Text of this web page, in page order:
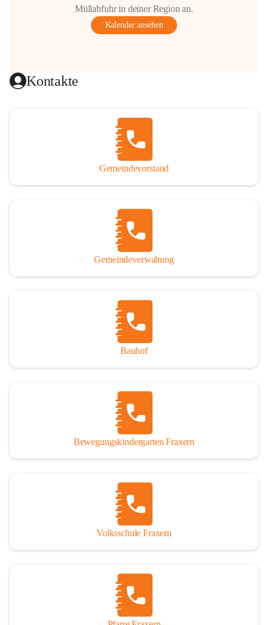
Müllabfuhr in deiner Region an.
Kalender ansehen
Kontakte
Gemeindevorstand
Gemeindeverwaltung
Bauhof
Bewegungskindergarten Fraxern
Volksschule Fraxern